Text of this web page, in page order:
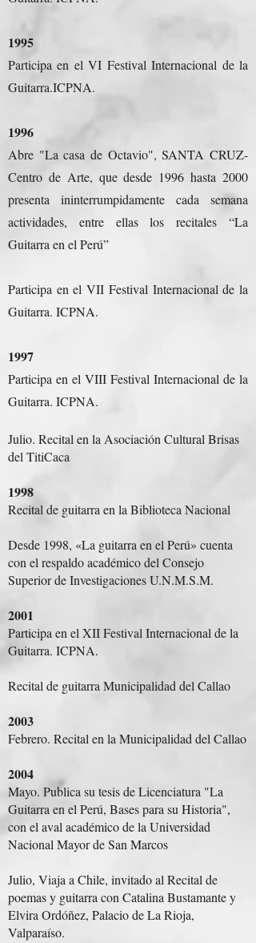
1995
Participa en el VI Festival Internacional de la
Guitarra.ICPNA.
1996
Abre "La casa de Octavio", SANTA CRUZ-
Centro de Arte, que desde 1996 hasta 2000
presenta ininterrumpidamente cada semana
actividades, entre ellas los recitales “La
Guitarra en el Perú”
Participa en el VII Festival Internacional de la
Guitarra. ICPNA.
1997
Participa en el VIII Festival Internacional de la
Guitarra. ICPNA.
Julio. Recital en la Asociación Cultural Brisas
del TitiCaca
1998
Recital de guitarra en la Biblioteca Nacional
Desde 1998, «La guitarra en el Perú» cuenta
con el respaldo académico del Consejo
Superior de Investigaciones U.N.M.S.M.
2001
Participa en el XII Festival Internacional de la
Guitarra. ICPNA.
Recital de guitarra Municipalidad del Callao
2003
Febrero. Recital en la Municipalidad del Callao
2004
Mayo. Publica su tesis de Licenciatura "La
Guitarra en el Perú, Bases para su Historia",
con el aval académico de la Universidad
Nacional Mayor de San Marcos
Julio, Viaja a Chile, invitado al Recital de
poemas y guitarra con Catalina Bustamante y
Elvira Ordóñez, Palacio de La Rioja,
Valparaíso.